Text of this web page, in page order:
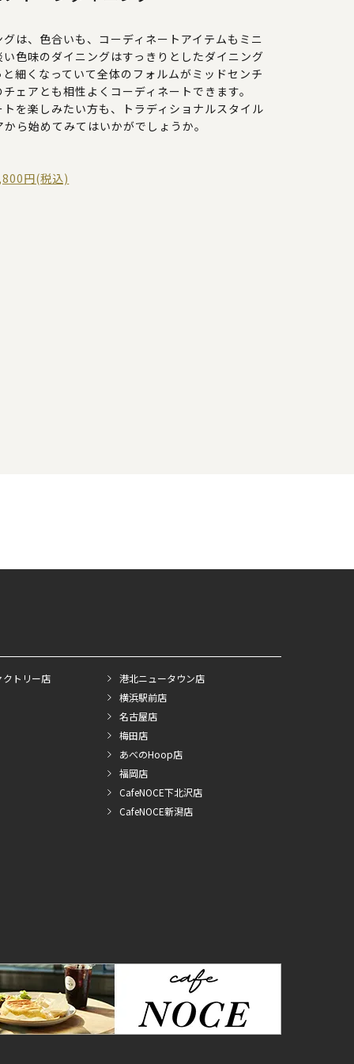
は、色合いも、コーディネートアイテムもミニ
色味のダイニングはすっきりとしたダイニング
細くなっていて全体のフォルムがミッドセンチ
ェアとも相性よくコーディネートできます。
を楽しみたい方も、トラディショナルスタイル
ら始めてみてはいかがでしょうか。
円(税込)
トリー店
港北ニュータウン店
横浜駅前店
名古屋店
梅田店
あべのHoop店
福岡店
CafeNOCE下北沢店
CafeNOCE新潟店